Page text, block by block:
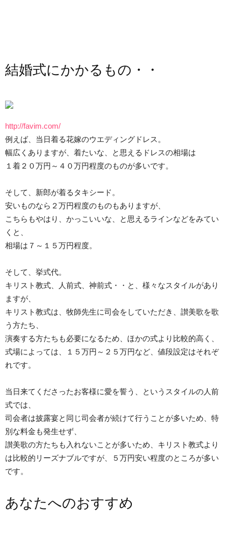
結婚式にかかるもの・・
http://favim.com/
例えば、当日着る花嫁のウエディングドレス。
幅広くありますが、着たいな、と思えるドレスの相場は
１着２０万円～４０万円程度のものが多いです。
そして、新郎が着るタキシード。
安いものなら２万円程度のものもありますが、
こちらもやはり、かっこいいな、と思えるラインなどをみてい
くと、
相場は７～１５万円程度。
そして、挙式代。
キリスト教式、人前式、神前式・・と、様々なスタイルがあり
ますが、
キリスト教式は、牧師先生に司会をしていただき、讃美歌を歌
う方たち、
演奏する方たちも必要になるため、ほかの式より比較的高く、
式場によっては、１５万円～２５万円など、値段設定はそれぞ
れです。
当日来てくださったお客様に愛を誓う、というスタイルの人前
式では、
司会者は披露宴と同じ司会者が続けて行うことが多いため、特
別な料金も発生せず、
讃美歌の方たちも入れないことが多いため、キリスト教式より
は比較的リーズナブルですが、５万円安い程度のところが多い
です。
あなたへのおすすめ